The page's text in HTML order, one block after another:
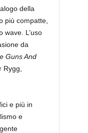
della
più compatte,
L’uso
da
Guns And
e più in
e